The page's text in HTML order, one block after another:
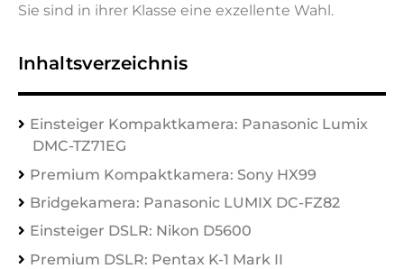
Sie sind in ihrer Klasse eine exzellente Wahl.
Inhaltsverzeichnis
Einsteiger Kompaktkamera: Panasonic Lumix
DMC-TZ71EG
Premium Kompaktkamera: Sony HX99
Bridgekamera: Panasonic LUMIX DC-FZ82
Einsteiger DSLR: Nikon D5600
Premium DSLR: Pentax K-1 Mark II